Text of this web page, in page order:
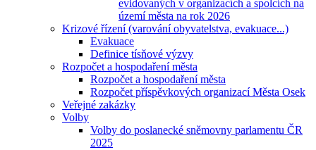
evidovaných v organizacích a spolcích na
území města na rok 2026
Krizové řízení (varování obyvatelstva, evakuace...)
Evakuace
Definice tísňové výzvy
Rozpočet a hospodaření města
Rozpočet a hospodaření města
Rozpočet příspěvkových organizací Města Osek
Veřejné zakázky
Volby
Volby do poslanecké sněmovny parlamentu ČR
2025